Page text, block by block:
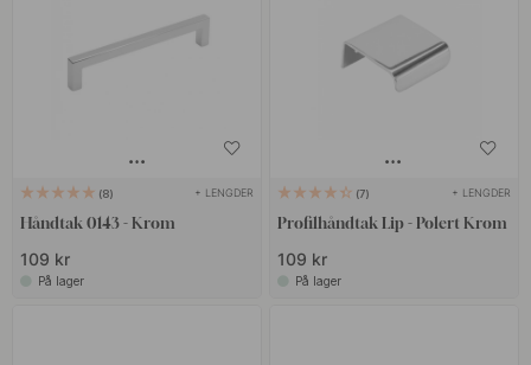
8 + LENGDER
Håndtak 0143 - Krom
109 kr
På lager
7 + LENGDER
Profilhåndtak Lip - Polert Krom
109 kr
På lager